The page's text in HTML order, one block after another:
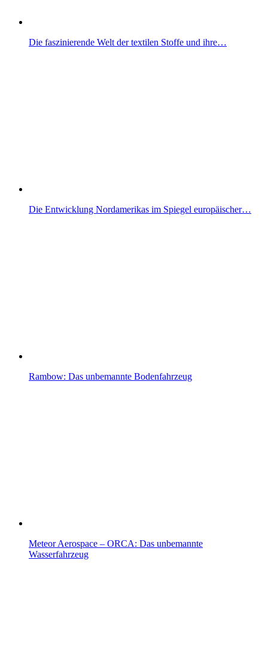
Die faszinierende Welt der textilen Stoffe und ihre…
Die Entwicklung Nordamerikas im Spiegel europäischer…
Rambow: Das unbemannte Bodenfahrzeug
Meteor Aerospace – ORCA: Das unbemannte
Wasserfahrzeug